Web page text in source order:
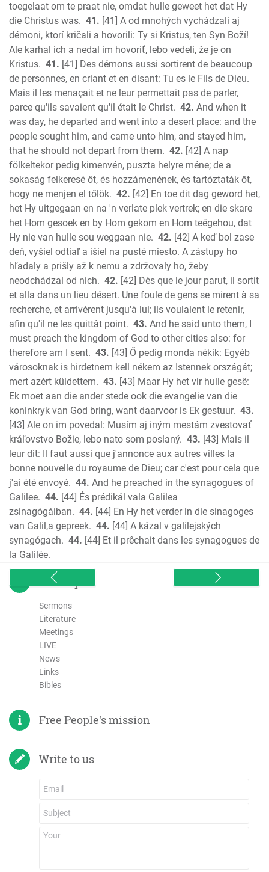
toegelaat om te praat nie, omdat hulle geweet het dat Hy
die Christus was. 41. [41] A od mnohých vychádzali aj
démoni, ktorí kričali a hovorili: Ty si Kristus, ten Syn Boží!
Ale karhal ich a nedal im hovoriť, lebo vedeli, že je on
Kristus. 41. [41] Des démons aussi sortirent de beaucoup
de personnes, en criant et en disant: Tu es le Fils de Dieu.
Mais il les menaçait et ne leur permettait pas de parler,
parce qu'ils savaient qu'il était le Christ. 42. And when it
was day, he departed and went into a desert place: and the
people sought him, and came unto him, and stayed him,
that he should not depart from them. 42. [42] A nap
fölkeltekor pedig kimenvén, puszta helyre méne; de a
sokaság felkeresé őt, és hozzámenének, és tartóztaták őt,
hogy ne menjen el tőlök. 42. [42] En toe dit dag geword het,
het Hy uitgegaan en na 'n verlate plek vertrek; en die skare
het Hom gesoek en by Hom gekom en Hom teëgehou, dat
Hy nie van hulle sou weggaan nie. 42. [42] A keď bol zase
deň, vyšiel odtiaľ a išiel na pusté miesto. A zástupy ho
hľadaly a prišly až k nemu a zdržovaly ho, žeby
neodchádzal od nich. 42. [42] Dès que le jour parut, il sortit
et alla dans un lieu désert. Une foule de gens se mirent à sa
recherche, et arrivèrent jusqu'à lui; ils voulaient le retenir,
afin qu'il ne les quittât point. 43. And he said unto them, I
must preach the kingdom of God to other cities also: for
therefore am I sent. 43. [43] Ő pedig monda nékik: Egyéb
városoknak is hirdetnem kell nékem az Istennek országát;
mert azért küldettem. 43. [43] Maar Hy het vir hulle gesê:
Ek moet aan die ander stede ook die evangelie van die
koninkryk van God bring, want daarvoor is Ek gestuur. 43.
[43] Ale on im povedal: Musím aj iným mestám zvestovať
kráľovstvo Božie, lebo nato som poslaný. 43. [43] Mais il
leur dit: Il faut aussi que j'annonce aux autres villes la
bonne nouvelle du royaume de Dieu; car c'est pour cela que
j'ai été envoyé. 44. And he preached in the synagogues of
Galilee. 44. [44] És prédikál vala Galilea
zsinagógáiban. 44. [44] En Hy het verder in die sinagoges
van Galil,a gepreek. 44. [44] A kázal v galilejských
synagógach. 44. [44] Et il prêchait dans les synagogues de
la Galilée.
sitemap
Sermons
Literature
Meetings
LIVE
News
Links
Bibles
Free People's mission
Write to us